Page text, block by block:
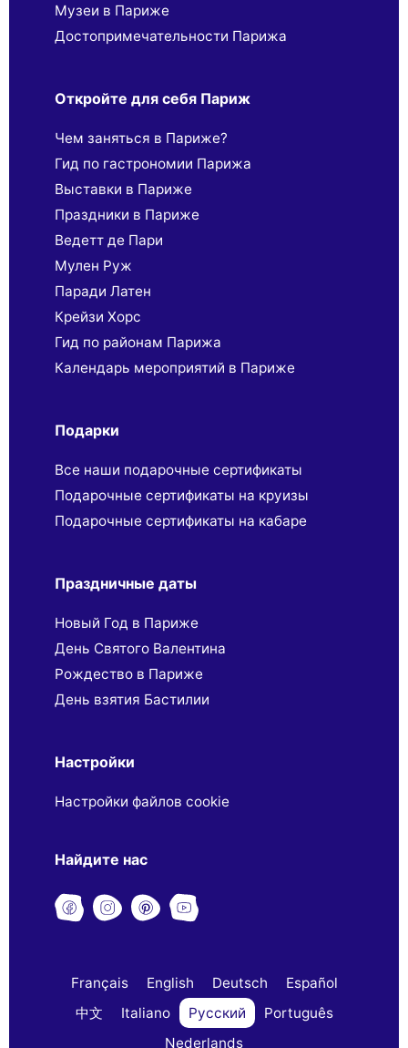
Музеи в Париже
Достопримечательности Парижа
Откройте для себя Париж
Чем заняться в Париже?
Гид по гастрономии Парижа
Выставки в Париже
Праздники в Париже
Ведетт де Пари
Мулен Руж
Паради Латен
Крейзи Хорс
Гид по районам Парижа
Календарь мероприятий в Париже
Подарки
Все наши подарочные сертификаты
Подарочные сертификаты на круизы
Подарочные сертификаты на кабаре
Праздничные даты
Новый Год в Париже
День Святого Валентина
Рождество в Париже
День взятия Бастилии
Настройки
Настройки файлов cookie
Найдите нас
Français English Deutsch
Español
中文
Italiano Русский
Português
Nederlands